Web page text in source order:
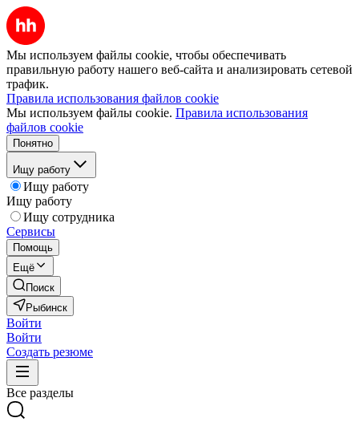
Мы используем файлы cookie, чтобы обеспечивать
правильную работу нашего веб-сайта и анализировать сетевой
трафик.
Правила использования файлов cookie
Мы используем файлы cookie. Правила использования
файлов cookie
Понятно
Ищу работу
Ищу работу
Ищу работу
Ищу сотрудника
Сервисы
Помощь
Ещё
Поиск
Рыбинск
Войти
Войти
Создать резюме
Все разделы